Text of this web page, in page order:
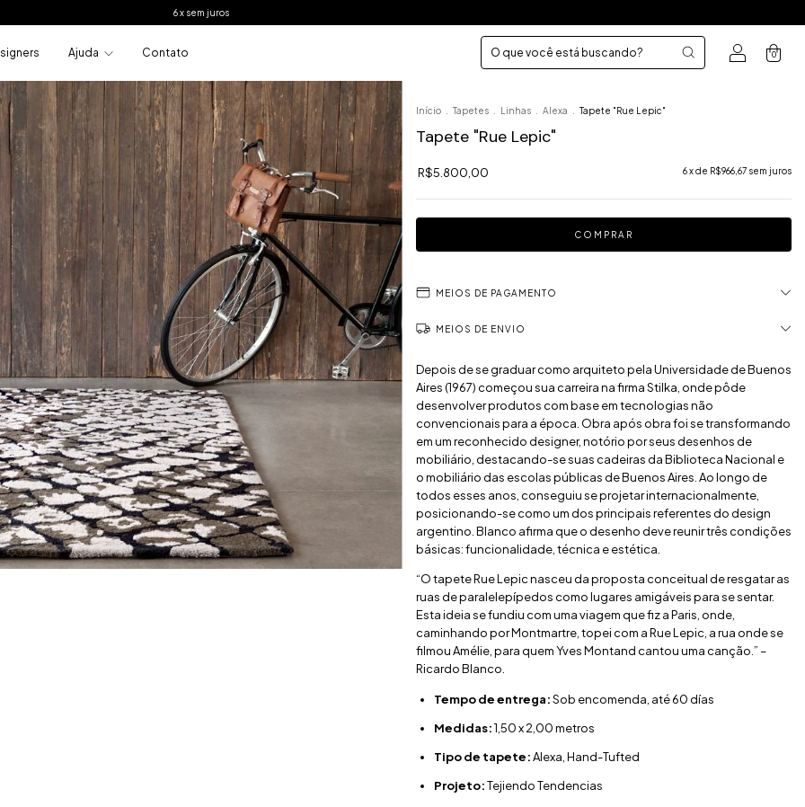
6 x sem juros
Ajuda Contato 0
Início Tapetes Linhas Alexa Tapete "Rue Lepic"
Tapete "Rue Lepic"
R$5.800,00 6x de R$966,67 sem juros
MEIOS DE PAGAMENTO
MEIOS DE ENVIO
Depois de se graduar como arquiteto pela Universidade de Buenos
Aires (1967) começou sua carreira na firma Stilka, onde pôde
desenvolver produtos com base em tecnologias não
convencionais para a época. Obra após obra foi se transformando
em um reconhecido designer, notório por seus desenhos de
mobiliário, destacando-se suas cadeiras da Biblioteca Nacional e
o mobiliário das escolas públicas de Buenos Aires. Ao longo de
todos esses anos, conseguiu se projetar internacionalmente,
posicionando-se como um dos principais referentes do design
argentino. Blanco afirma que o desenho deve reunir três condições
básicas: funcionalidade, técnica e estética.
“O tapete Rue Lepic nasceu da proposta conceitual de resgatar as
ruas de paralelepípedos como lugares amigáveis para se sentar.
Esta ideia se fundiu com uma viagem que fiz a Paris, onde,
caminhando por Montmartre, topei com a Rue Lepic, a rua onde se
filmou Amélie, para quem Yves Montand cantou uma canção.” –
Ricardo Blanco.
Tempo de entrega:Sob encomenda, até 60 días
Medidas:1,50 x 2,00 metros
Tipo de tapete:Alexa, Hand-Tufted
Projeto:Tejiendo Tendencias